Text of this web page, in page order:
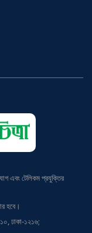
এবং টেলিকম প্রযুক্তির
হবে।
ঢাকা-১২১৬;